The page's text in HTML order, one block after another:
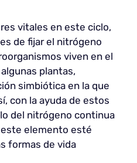
vitales en este ciclo,
de fijar el nitrógeno
viven en el
plantas,
simbiótica en la que
con la ayuda de estos
del nitrógeno continua
elemento esté
formas de vida